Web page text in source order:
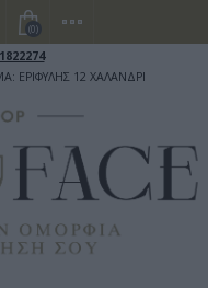
ΕΡΙΦΥΛΗΣ 12 ΧΑΛΑΝΔΡΙ
(0)